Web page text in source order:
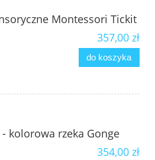
Montessori Tickit
357,00 zł
do koszyka
kolorowa rzeka Gonge
354,00 zł